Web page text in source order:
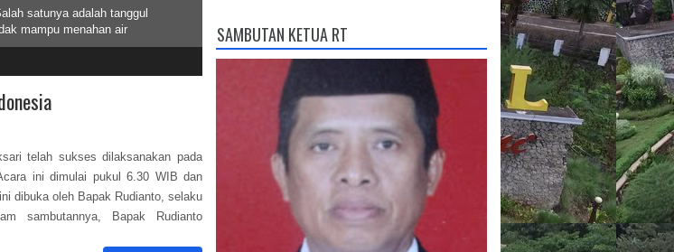
satunya adalah tanggul
mampu menahan air
telah sukses dilaksanakan pada
ini dimulai pukul 6.30 WIB dan
dibuka oleh Bapak Rudianto, selaku
sambutannya, Bapak Rudianto
SAMBUTAN KETUA RT